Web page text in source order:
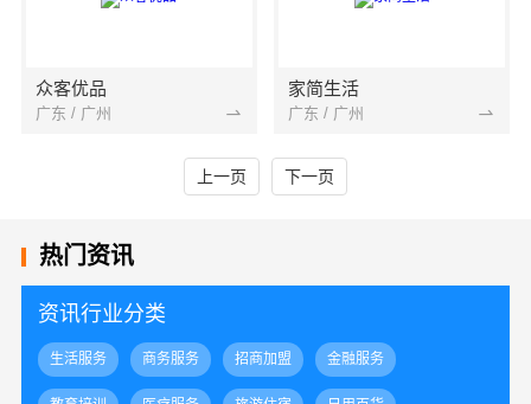
众客优品
广东 / 广州
家简生活
广东 / 广州
上一页 下一页
热门资讯
资讯行业分类
生活服务 商务服务 招商加盟 金融服务